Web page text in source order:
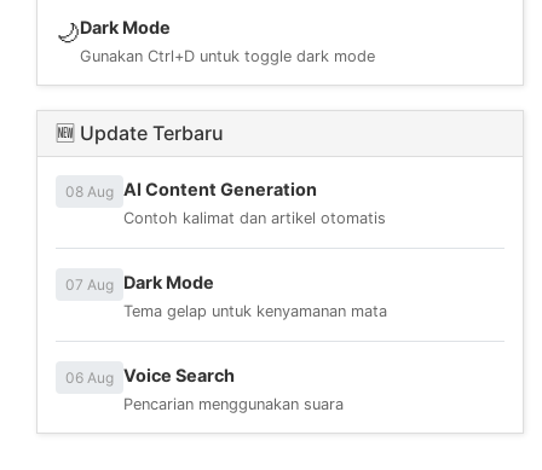
🌙Dark Mode
Gunakan Ctrl+D untuk toggle dark mode
🆕 Update Terbaru
08 Aug AI Content Generation
Contoh kalimat dan artikel otomatis
07 Aug Dark Mode
Tema gelap untuk kenyamanan mata
06 Aug Voice Search
Pencarian menggunakan suara